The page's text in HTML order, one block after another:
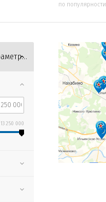
по популярности
Подбор по параметрам
13 250 000